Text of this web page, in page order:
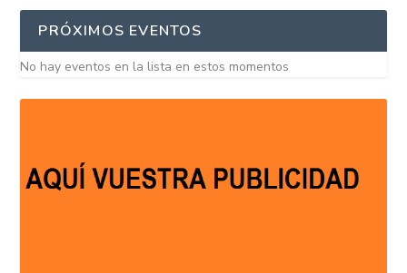
PRÓXIMOS EVENTOS
No hay eventos en la lista en estos momentos